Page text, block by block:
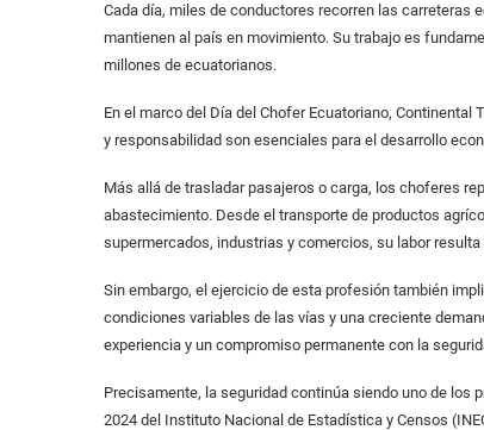
Cada día, miles de conductores recorren las
mantienen al país en movimiento. Su trabajo es
millones de ecuatorianos.
En el marco del Día del Chofer Ecuatoriano,
y responsabilidad son esenciales para el desarrollo
Más allá de trasladar pasajeros o carga, los choferes
abastecimiento. Desde el transporte de productos
supermercados, industrias y comercios, su labor
Sin embargo, el ejercicio de esta profesión también
condiciones variables de las vías y una creciente
experiencia y un compromiso permanente con la
Precisamente, la seguridad continúa siendo uno de los
2024 del Instituto Nacional de Estadística y Censos